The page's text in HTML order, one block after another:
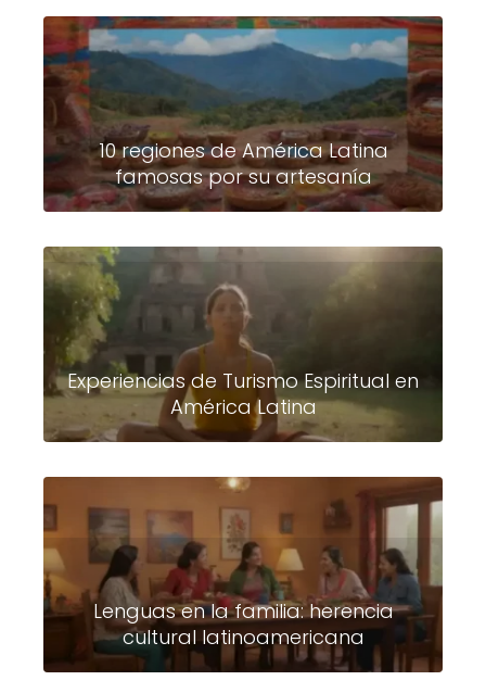
10 regiones de América Latina
famosas por su artesanía
Experiencias de Turismo Espiritual en
América Latina
Lenguas en la familia: herencia
cultural latinoamericana